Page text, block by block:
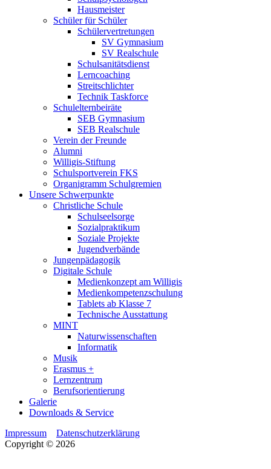
Hausmeister
Schüler für Schüler
Schülervertretungen
SV Gymnasium
SV Realschule
Schulsanitätsdienst
Lerncoaching
Streitschlichter
Technik Taskforce
Schulelternbeiräte
SEB Gymnasium
SEB Realschule
Verein der Freunde
Alumni
Willigis-Stiftung
Schulsportverein FKS
Organigramm Schulgremien
Unsere Schwerpunkte
Christliche Schule
Schulseelsorge
Sozialpraktikum
Soziale Projekte
Jugendverbände
Jungenpädagogik
Digitale Schule
Medienkonzept am Willigis
Medienkompetenzschulung
Tablets ab Klasse 7
Technische Ausstattung
MINT
Naturwissenschaften
Informatik
Musik
Erasmus +
Lernzentrum
Berufsorientierung
Galerie
Downloads & Service
Impressum
Datenschutzerklärung
Copyright © 2026